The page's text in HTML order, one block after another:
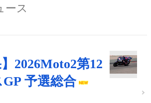
ース
】2026Moto2第12
予選総合